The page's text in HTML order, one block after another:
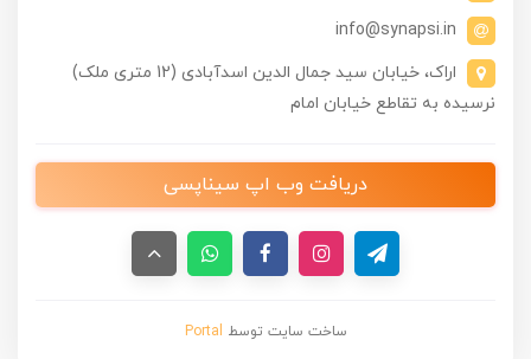
info@synapsi.in
اراک، خیابان سید جمال الدین اسدآبادی (12 متری ملک)
نرسیده به تقاطع خیابان امام
دریافت وب اپ سیناپسی
ساخت سایت توسط Portal